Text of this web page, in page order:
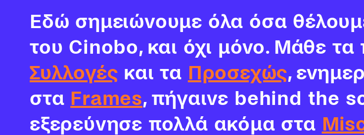
Εδώ σημειώνουμε όλα όσα
του Cinobo, και όχι μόνο. Μάθε τα
Συλλογές και τα Προσεχώς,
στα Frames, πήγαινε behind the
εξερεύνησε πολλά ακόμα στα